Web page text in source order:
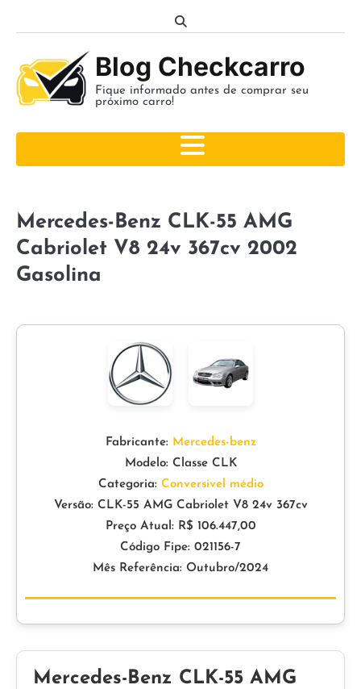
Blog Checkcarro
Fique informado antes de comprar seu
próximo carro!
Mercedes-Benz CLK-55 AMG
Cabriolet V8 24v 367cv 2002
Gasolina
Fabricante: Mercedes-benz
Modelo: Classe CLK
Categoria: Conversível médio
Versão: CLK-55 AMG Cabriolet V8 24v 367cv
Preço Atual: R$ 106.447,00
Código Fipe: 021156-7
Mês Referência: Outubro/2024
Mercedes-Benz CLK-55 AMG